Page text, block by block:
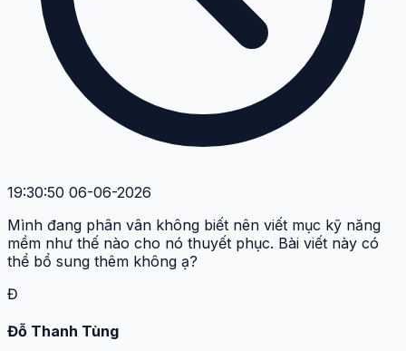
19:30:50 06-06-2026
Mình đang phân vân không biết nên viết mục kỹ năng
mềm như thế nào cho nó thuyết phục. Bài viết này có
thể bổ sung thêm không ạ?
Đ
Đỗ Thanh Tùng